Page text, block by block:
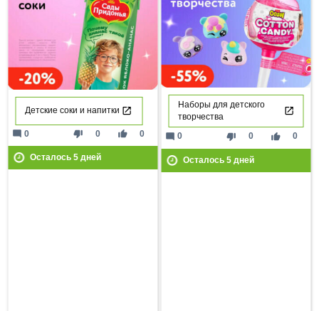
Детские соки и напитки
thumb_down 0 thumb_up 0
mode_comment 0
Осталось 5дней
Наборы для детского
творчества
thumb_down 0 thumb_up 0
mode_comment 0
Осталось 5дней